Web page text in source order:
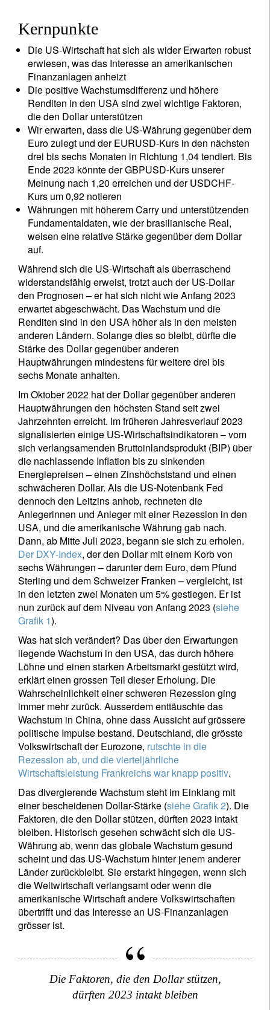
Kernpunkte
Die US-Wirtschaft hat sich als wider Erwarten robust
erwiesen, was das Interesse an amerikanischen
Finanzanlagen anheizt
Die positive Wachstumsdifferenz und höhere
Renditen in den USA sind zwei wichtige Faktoren,
die den Dollar unterstützen
Wir erwarten, dass die US-Währung gegenüber dem
Euro zulegt und der EURUSD-Kurs in den nächsten
drei bis sechs Monaten in Richtung 1,04 tendiert. Bis
Ende 2023 könnte der GBPUSD-Kurs unserer
Meinung nach 1,20 erreichen und der USDCHF-
Kurs um 0,92 notieren
Währungen mit höherem Carry und unterstützenden
Fundamentaldaten, wie der brasilianische Real,
weisen eine relative Stärke gegenüber dem Dollar
auf.
Während sich die US-Wirtschaft als überraschend
widerstandsfähig erweist, trotzt auch der US-Dollar
den Prognosen – er hat sich nicht wie Anfang 2023
erwartet abgeschwächt. Das Wachstum und die
Renditen sind in den USA höher als in den meisten
anderen Ländern. Solange dies so bleibt, dürfte die
Stärke des Dollar gegenüber anderen
Hauptwährungen mindestens für weitere drei bis
sechs Monate anhalten.
Im Oktober 2022 hat der Dollar gegenüber anderen
Hauptwährungen den höchsten Stand seit zwei
Jahrzehnten erreicht. Im früheren Jahresverlauf 2023
signalisierten einige US-Wirtschaftsindikatoren – vom
sich verlangsamenden Bruttoinlandsprodukt (BIP) über
die nachlassende Inflation bis zu sinkenden
Energiepreisen – einen Zinshöchststand und einen
schwächeren Dollar. Als die US-Notenbank Fed
dennoch den Leitzins anhob, rechneten die
Anlegerinnen und Anleger mit einer Rezession in den
USA, und die amerikanische Währung gab nach.
Dann, ab Mitte Juli 2023, begann sie sich zu erholen.
Der DXY-Index, der den Dollar mit einem Korb von
sechs Währungen – darunter dem Euro, dem Pfund
Sterling und dem Schweizer Franken – vergleicht, ist
in den letzten zwei Monaten um 5% gestiegen. Er ist
nun zurück auf dem Niveau von Anfang 2023 (siehe
Grafik 1).
Was hat sich verändert? Das über den Erwartungen
liegende Wachstum in den USA, das durch höhere
Löhne und einen starken Arbeitsmarkt gestützt wird,
erklärt einen grossen Teil dieser Erholung. Die
Wahrscheinlichkeit einer schweren Rezession ging
immer mehr zurück. Ausserdem enttäuschte das
Wachstum in China, ohne dass Aussicht auf grössere
politische Impulse bestand. Deutschland, die grösste
Volkswirtschaft der Eurozone, rutschte in die
Rezession ab, und die vierteljährliche
Wirtschaftsleistung Frankreichs war knapp positiv.
Das divergierende Wachstum steht im Einklang mit
einer bescheidenen Dollar-Stärke (siehe Grafik 2). Die
Faktoren, die den Dollar stützen, dürften 2023 intakt
bleiben. Historisch gesehen schwächt sich die US-
Währung ab, wenn das globale Wachstum gesund
scheint und das US-Wachstum hinter jenem anderer
Länder zurückbleibt. Sie erstarkt hingegen, wenn sich
die Weltwirtschaft verlangsamt oder wenn die
amerikanische Wirtschaft andere Volkswirtschaften
übertrifft und das Interesse an US-Finanzanlagen
grösser ist.
Die Faktoren, die den Dollar stützen,
dürften 2023 intakt bleiben